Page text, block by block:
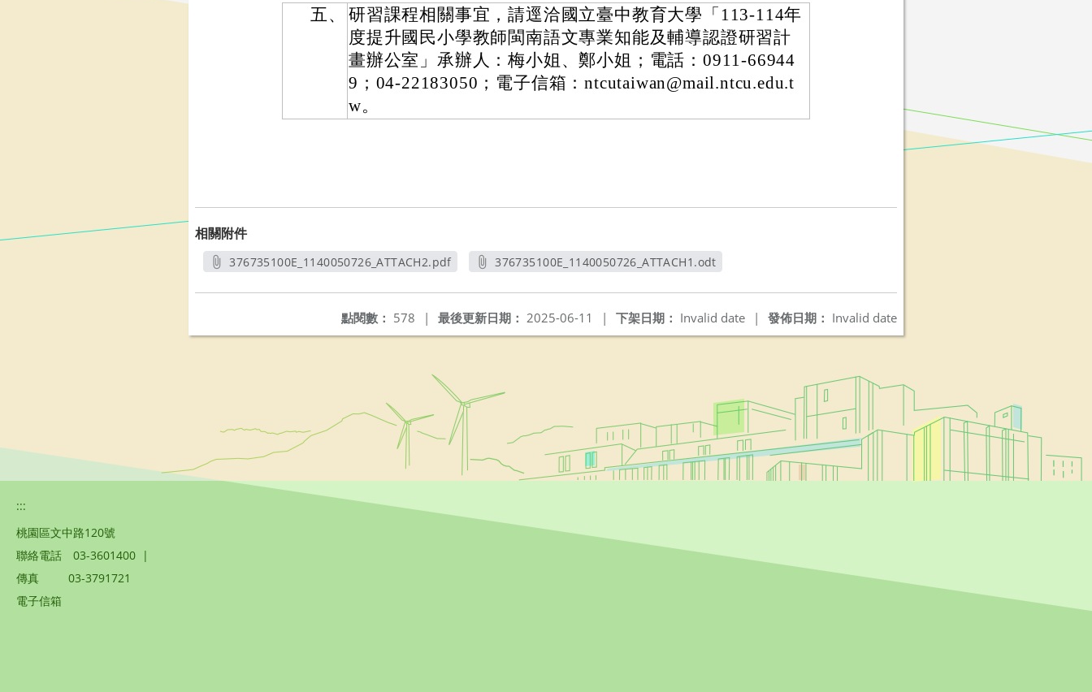
五、
研習課程相關事宜，請逕洽國立臺中教育大學「113-114年
度提升國民小學教師閩南語文專業知能及輔導認證研習計
畫辦公室」承辦人：梅小姐、鄭小姐；電話：0911-66944
9；04-22183050；電子信箱：ntcutaiwan@mail.ntcu.edu.t
w。
相關附件
376735100E_1140050726_ATTACH2.pdf
376735100E_1140050726_ATTACH1.odt
發佈日期： Invalid date
下架日期： Invalid date |
最後更新日期： 2025-06-11 |
點閱數： 578 |
:::
桃園區文中路120號
聯絡電話
03-3601400 |
傳真
03-3791721
電子信箱